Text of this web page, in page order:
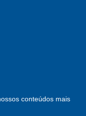
conteúdos mais